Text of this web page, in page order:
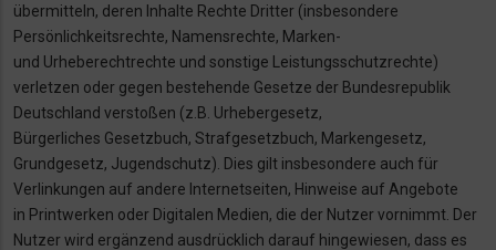
übermitteln, deren Inhalte Rechte Dritter (insbesondere
Persönlichkeitsrechte, Namensrechte, Marken-
und Urheberechtrechte und sonstige Leistungsschutzrechte)
verletzen oder gegen bestehende Gesetze der Bundesrepublik
Deutschland verstoßen (z.B. Urhebergesetz,
Bürgerliches Gesetzbuch, Strafgesetzbuch, Markengesetz,
Grundgesetz, Jugendschutz). Dies gilt insbesondere auch für
Verlinkungen auf andere Internetseiten, Hinweise auf Angebote
in Printwerken oder Digitalen Medien, die der Nutzer vornimmt. Der
Nutzer wird ergänzend ausdrücklich darauf hingewiesen, dass es